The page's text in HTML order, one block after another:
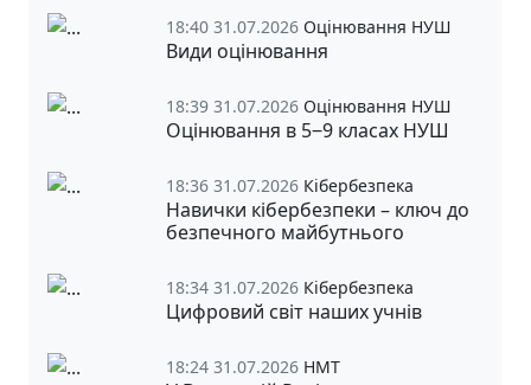
18:40 31.07.2026 Оцінювання НУШ
Види оцінювання
18:39 31.07.2026 Оцінювання НУШ
Оцінювання в 5‒9 класах НУШ
18:36 31.07.2026 Кібербезпека
Навички кібербезпеки – ключ до
безпечного майбутнього
18:34 31.07.2026 Кібербезпека
Цифровий світ наших учнів
18:24 31.07.2026 НМТ